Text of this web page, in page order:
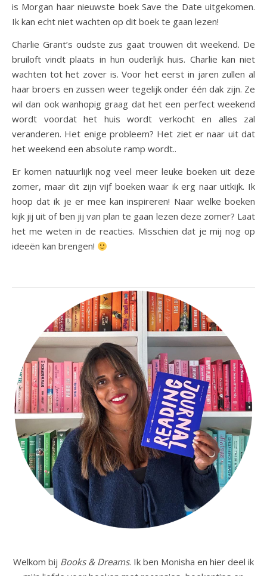
is Morgan haar nieuwste boek Save the Date uitgekomen.
Ik kan echt niet wachten op dit boek te gaan lezen!
Charlie Grant’s oudste zus gaat trouwen dit weekend. De
bruiloft vindt plaats in hun ouderlijk huis. Charlie kan niet
wachten tot het zover is. Voor het eerst in jaren zullen al
haar broers en zussen weer tegelijk onder één dak zijn. Ze
wil dan ook wanhopig graag dat het een perfect weekend
wordt voordat het huis wordt verkocht en alles zal
veranderen. Het enige probleem? Het ziet er naar uit dat
het weekend een absolute ramp wordt..
Er komen natuurlijk nog veel meer leuke boeken uit deze
zomer, maar dit zijn vijf boeken waar ik erg naar uitkijk. Ik
hoop dat ik je er mee kan inspireren! Naar welke boeken
kijk jij uit of ben jij van plan te gaan lezen deze zomer? Laat
het me weten in de reacties. Misschien dat je mij nog op
ideeën kan brengen!
Welkom bij Books & Dreams. Ik ben Monisha en hier deel ik